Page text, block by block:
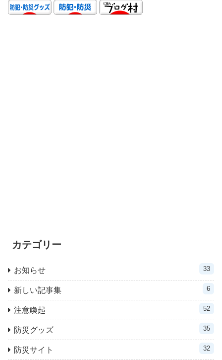
カテゴリー
お知らせ 33
新しい記事集 6
注意喚起 52
防災グッズ 35
防災サイト 32